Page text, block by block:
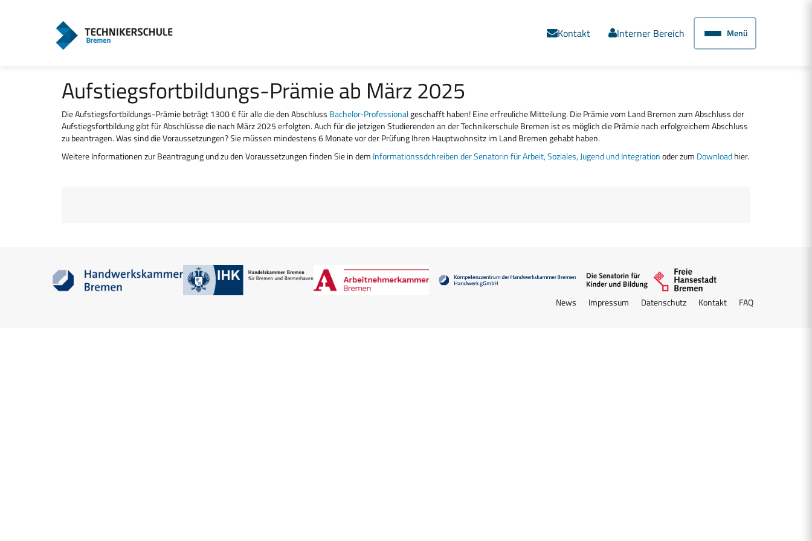
Kontakt Interner Bereich Menü
Aufstiegsfortbildungs-Prämie ab März 2025
Die Aufstiegsfortbildungs-Prämie beträgt 1300 € für alle die den Abschluss Bachelor-Professionalgeschafft haben! Eine erfreuliche Mitteilung. Die Prämie vom Land Bremen zum Abschluss der
Aufstiegsfortbildung gibt für Abschlüsse die nach März 2025 erfolgten. Auch für die jetzigen Studierenden an der Technikerschule Bremen ist es möglich die Prämie nach erfolgreichem Abschluss
zu beantragen. Was sind die Voraussetzungen? Sie müssen mindestens 6 Monate vor der Prüfung Ihren Hauptwohnsitz im Land Bremen gehabt haben.
Weitere Informationen zur Beantragung und zu den Voraussetzungen finden Sie in dem Informationssdchreiben der Senatorin für Arbeit, Soziales, Jugend und Integrationoder zum Downloadhier.
News Impressum Datenschutz Kontakt FAQ